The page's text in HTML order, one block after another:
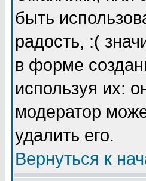
быть
радость, :(
в форме
используя их:
модератор
удалить его.
Вернуться к